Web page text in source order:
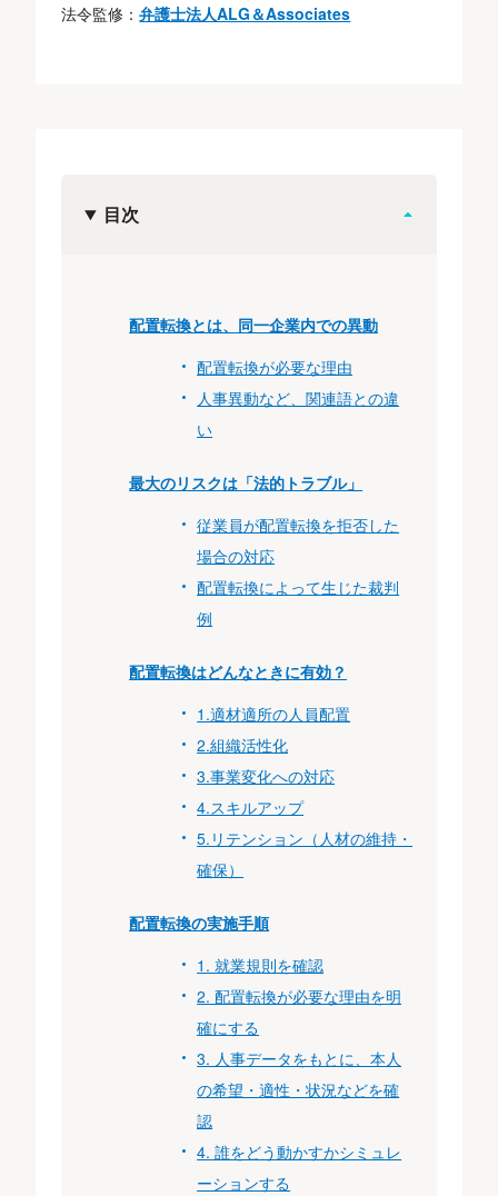
法令監修：弁護士法人ALG＆Associates
目次
配置転換とは、同一企業内での異動
配置転換が必要な理由
人事異動など、関連語との違
い
最大のリスクは「法的トラブル」
従業員が配置転換を拒否した
場合の対応
配置転換によって生じた裁判
例
配置転換はどんなときに有効？
1.適材適所の人員配置
2.組織活性化
3.事業変化への対応
4.スキルアップ
5.リテンション（人材の維持・
確保）
配置転換の実施手順
1. 就業規則を確認
2. 配置転換が必要な理由を明
確にする
3. 人事データをもとに、本人
の希望・適性・状況などを確
認
4. 誰をどう動かすかシミュレ
ーションする